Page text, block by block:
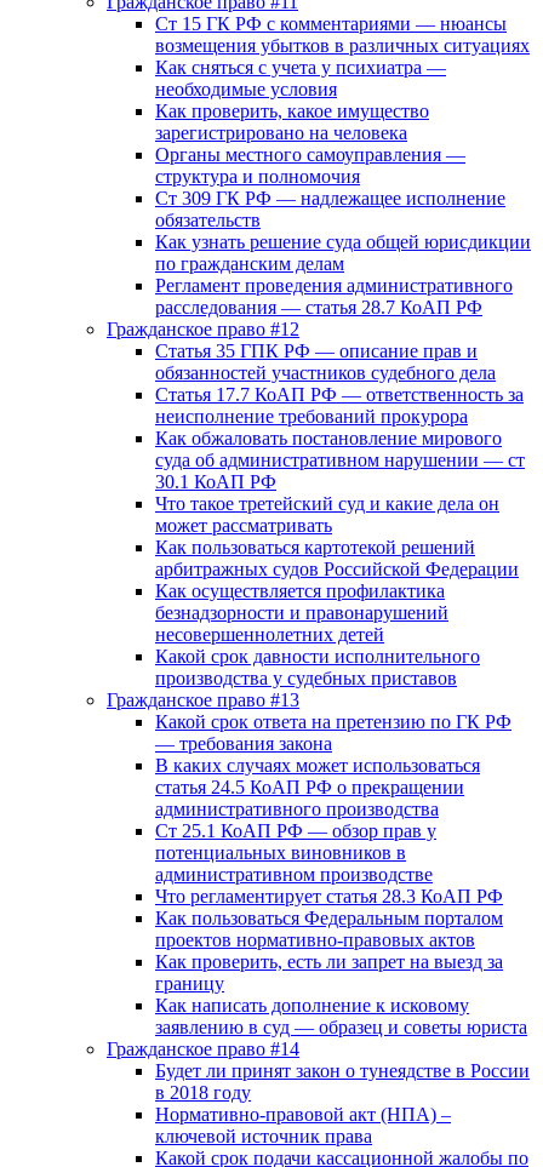
Ст 15 ГК РФ с комментариями — нюансы
возмещения убытков в различных ситуациях
Как сняться с учета у психиатра —
необходимые условия
Как проверить, какое имущество
зарегистрировано на человека
Органы местного самоуправления —
структура и полномочия
Ст 309 ГК РФ — надлежащее исполнение
обязательств
Как узнать решение суда общей юрисдикции
по гражданским делам
Регламент проведения административного
расследования — статья 28.7 КоАП РФ
Гражданское право #12
Статья 35 ГПК РФ — описание прав и
обязанностей участников судебного дела
Статья 17.7 КоАП РФ — ответственность за
неисполнение требований прокурора
Как обжаловать постановление мирового
суда об административном нарушении — ст
30.1 КоАП РФ
Что такое третейский суд и какие дела он
может рассматривать
Как пользоваться картотекой решений
арбитражных судов Российской Федерации
Как осуществляется профилактика
безнадзорности и правонарушений
несовершеннолетних детей
Какой срок давности исполнительного
производства у судебных приставов
Гражданское право #13
Какой срок ответа на претензию по ГК РФ
— требования закона
В каких случаях может использоваться
статья 24.5 КоАП РФ о прекращении
административного производства
Ст 25.1 КоАП РФ — обзор прав у
потенциальных виновников в
административном производстве
Что регламентирует статья 28.3 КоАП РФ
Как пользоваться Федеральным порталом
проектов нормативно-правовых актов
Как проверить, есть ли запрет на выезд за
границу
Как написать дополнение к исковому
заявлению в суд — образец и советы юриста
Гражданское право #14
Будет ли принят закон о тунеядстве в России
в 2018 году
Нормативно-правовой акт (НПА) –
ключевой источник права
Какой срок подачи кассационной жалобы по